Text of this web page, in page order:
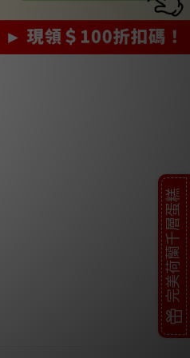
完美荷蘭千層蛋糕